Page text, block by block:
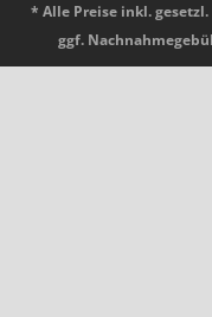
* Alle Preise inkl.
ggf.